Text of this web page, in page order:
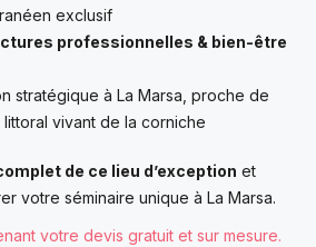
exclusif
professionnelles & bien-être
stratégique à La Marsa, proche de
vivant de la corniche
de ce lieu d’exception et
votre séminaire unique à La Marsa.
votre devis gratuit et sur mesure.